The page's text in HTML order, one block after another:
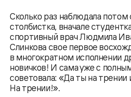
Сколько раз наблюдала потом
столбистка, вначале
спортивный врач Людмила
Слинкова свое первое
в многократном исполнении
новичков! И сама уже с
советовала: «Да ты на трении
На трении!».